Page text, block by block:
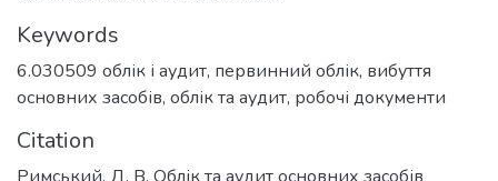
Keywords
6.030509 облік і аудит, первинний облік, вибуття
основних засобів, облік та аудит, робочі документи
Citation
Римський, Д. В. Облік та аудит основних засобів